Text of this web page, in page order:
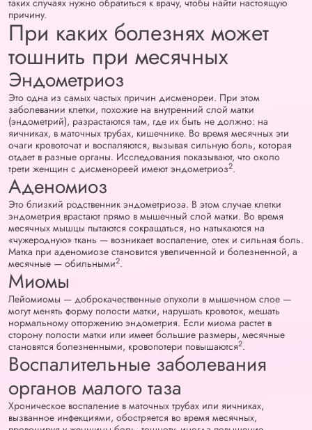
таких случаях нужно обратиться к врачу, чтобы найти настоящую
причину.
При каких болезнях может
тошнить при месячных
Эндометриоз
Это одна из самых частых причин дисменореи. При этом
заболевании клетки, похожие на внутренний слой матки
(эндометрий), разрастаются там, где их быть не должно: на
яичниках, в маточных трубах, кишечнике. Во время месячных эти
очаги кровоточат и воспаляются, вызывая сильную боль, которая
отдает в разные органы. Исследования показывают, что около
трети женщин с дисменореей имеют эндометриоз2.
Аденомиоз
Это близкий родственник эндометриоза. В этом случае клетки
эндометрия врастают прямо в мышечный слой матки. Во время
месячных мышцы пытаются сокращаться, но натыкаются на
«чужеродную» ткань — возникает воспаление, отек и сильная боль.
Матка при аденомиозе становится увеличенной и болезненной, а
месячные — обильными2.
Миомы
Лейомиомы — доброкачественные опухоли в мышечном слое —
могут менять форму полости матки, нарушать кровоток, мешать
нормальному отторжению эндометрия. Если миома растет в
сторону полости матки или имеет большие размеры, месячные
становятся болезненными, кровопотери повышаются2.
Воспалительные заболевания
органов малого таза
Хроническое воспаление в маточных трубах или яичниках,
вызванное инфекциями, обостряется во время месячных,